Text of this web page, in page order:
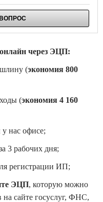
через ЭЦП:
(экономия 800
(экономия 4 160
нас офисе;
3 рабочих дня;
регистрации ИП;
ЭЦП, которую можно
на сайте госуслуг, ФНС,